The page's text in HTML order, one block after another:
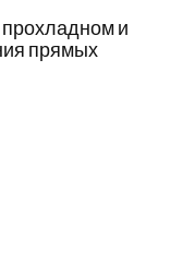
прохладном и
прямых